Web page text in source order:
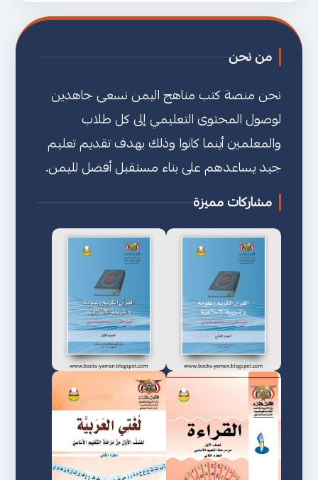
من نحن
نحن منصة كتب مناهج اليمن نسعى جاهدين
لوصول المحتوى التعليمي إلى كل طلاب
والمعلمين أينما كانوا وذلك بهدف تقديم تعليم
جيد يساعدهم على بناء مستقبل أفضل لليمن.
مشاركات مميزة